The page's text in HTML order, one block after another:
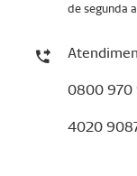
de segunda
0800 970
4020